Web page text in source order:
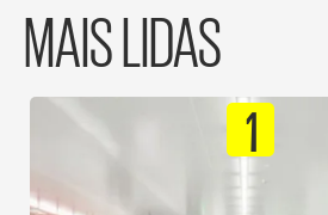
MAIS LIDAS
1